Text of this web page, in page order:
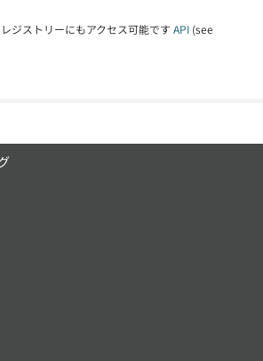
ジストリーにもアクセス可能です API (see